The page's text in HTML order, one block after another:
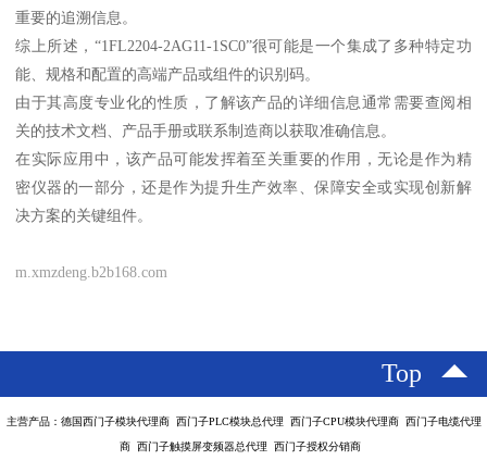
重要的追溯信息。
综上所述，“1FL2204-2AG11-1SC0”很可能是一个集成了多种特定功
能、规格和配置的高端产品或组件的识别码。
由于其高度专业化的性质，了解该产品的详细信息通常需要查阅相
关的技术文档、产品手册或联系制造商以获取准确信息。
在实际应用中，该产品可能发挥着至关重要的作用，无论是作为精
密仪器的一部分，还是作为提升生产效率、保障安全或实现创新解
决方案的关键组件。
m.xmzdeng.b2b168.com
Top
主营产品：德国西门子模块代理商 西门子PLC模块总代理 西门子CPU模块代理商 西门子电缆代理
商 西门子触摸屏变频器总代理 西门子授权分销商